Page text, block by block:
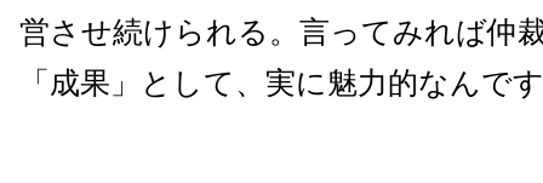
営させ続けられる。言ってみれば仲
「成果」として、実に魅力的なんで